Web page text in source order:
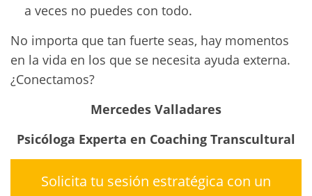
a veces no puedes con todo.
No importa que tan fuerte seas, hay momentos
en la vida en los que se necesita ayuda externa.
¿Conectamos?
Mercedes Valladares
Psicóloga Experta en Coaching Transcultural
Solicita tu sesión estratégica con un